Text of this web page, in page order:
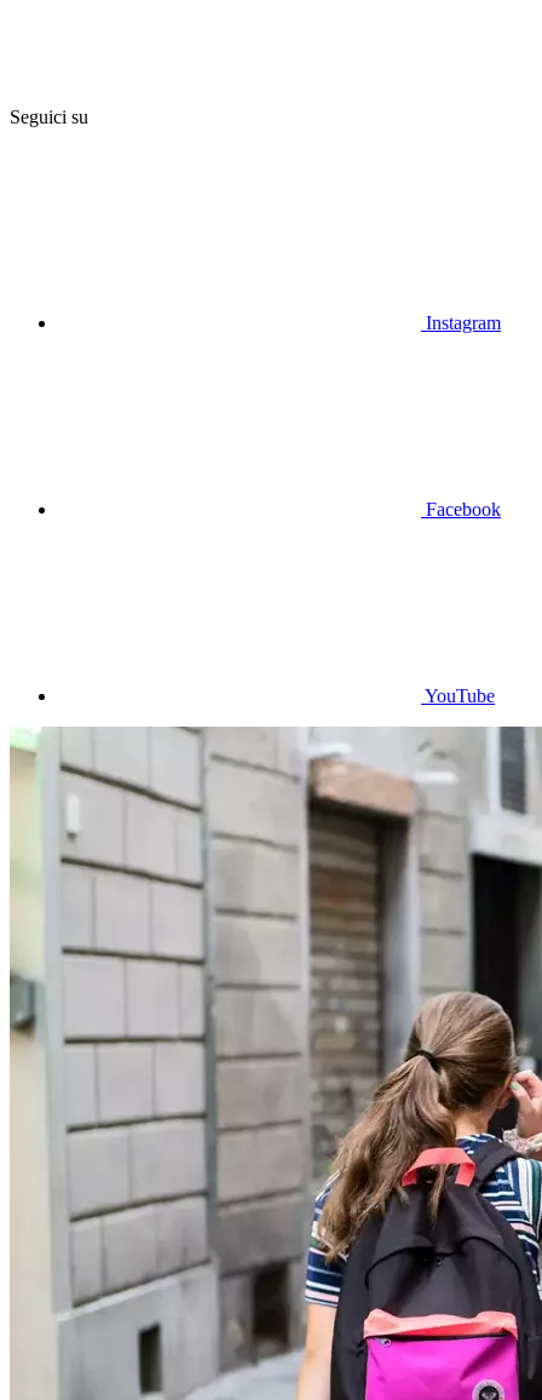
Seguici su
Instagram
Facebook
YouTube